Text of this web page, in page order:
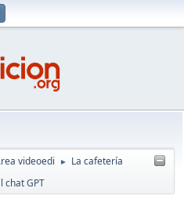
videoedi ► La cafetería
chat GPT